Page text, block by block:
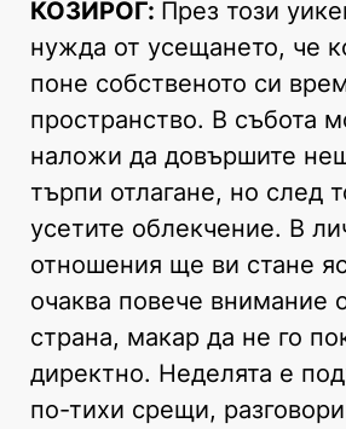
КОЗИРОГ: През този
нужда от усещането, че
поне собственото си
пространство. В събота
наложи да довършите
търпи отлагане, но след
усетите облекчение. В
отношения ще ви стане
очаква повече внимание
страна, макар да не го
директно. Неделята е
по-тихи срещи,